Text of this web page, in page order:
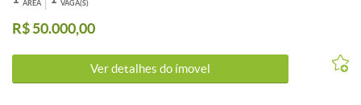
rápido às principais vias da cidade. Não perca a oportunidade de
garantir sua vaga em um dos locais mais valorizados da região.
ÁREA VAGA(S)
R$ 50.000,00
Ver detalhes do ímovel